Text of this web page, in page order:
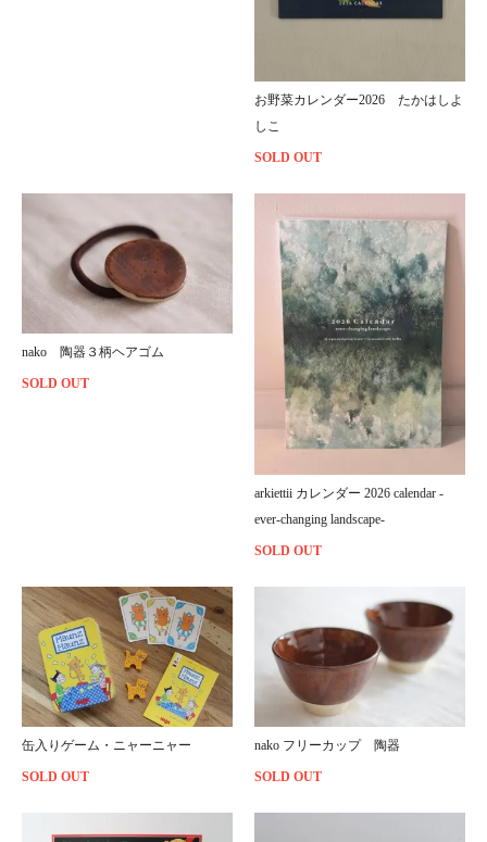
お野菜カレンダー2026 たかはしよ
しこ
SOLD OUT
nako 陶器３柄ヘアゴム
SOLD OUT
arkiettii カレンダー 2026 calendar -
ever-changing landscape-
SOLD OUT
缶入りゲーム・ニャーニャー
SOLD OUT
nako フリーカップ 陶器
SOLD OUT